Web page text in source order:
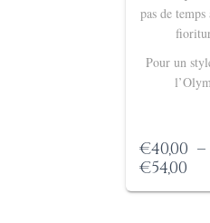
pas de
Pour un
€40,00 –
€54,00
de